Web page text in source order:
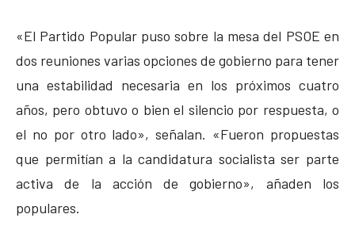
«El Partido Popular puso sobre la mesa del PSOE en
dos reuniones varias opciones de gobierno para tener
una estabilidad necesaria en los próximos cuatro
años, pero obtuvo o bien el silencio por respuesta, o
el no por otro lado», señalan. «Fueron propuestas
que permitían a la candidatura socialista ser parte
activa de la acción de gobierno», añaden los
populares.